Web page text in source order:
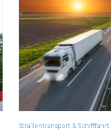
Straßentransport & Schifffahrt